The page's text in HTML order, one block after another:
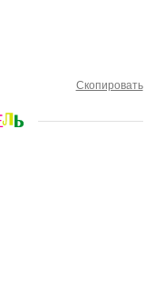
Скопировать